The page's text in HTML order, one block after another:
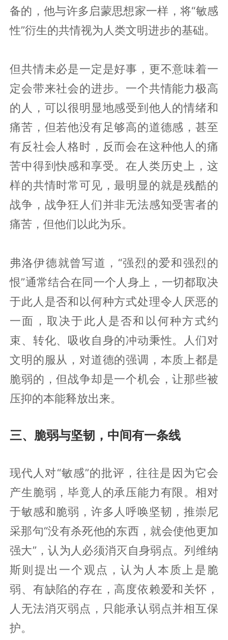
备的，他与许多启蒙思想家一样，将“敏感
性”衍生的共情视为人类文明进步的基础。
但共情未必是一定是好事，更不意味着一
定会带来社会的进步。一个共情能力极高
的人，可以很明显地感受到他人的情绪和
痛苦，但若他没有足够高的道德感，甚至
有反社会人格时，反而会在这种他人的痛
苦中得到快感和享受。在人类历史上，这
样的共情时常可见，最明显的就是残酷的
战争，战争狂人们并非无法感知受害者的
痛苦，但他们以此为乐。
弗洛伊德就曾写道，“强烈的爱和强烈的
恨”通常结合在同一个人身上，一切都取决
于此人是否和以何种方式处理令人厌恶的
一面，取决于此人是否和以何种方式约
束、转化、吸收自身的冲动秉性。人们对
文明的服从，对道德的强调，本质上都是
脆弱的，但战争却是一个机会，让那些被
压抑的本能释放出来。
三、脆弱与坚韧，中间有一条线
现代人对“敏感”的批评，往往是因为它会
产生脆弱，毕竟人的承压能力有限。相对
于敏感和脆弱，许多人呼唤坚韧，推崇尼
采那句“没有杀死他的东西，就会使他更加
强大”，认为人必须消灭自身弱点。列维纳
斯则提出一个观点，认为人本质上是脆
弱、有缺陷的存在，高度依赖爱和关怀，
人无法消灭弱点，只能承认弱点并相互保
护。